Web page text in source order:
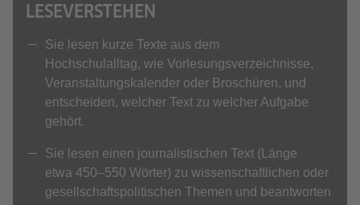
LESEVERSTEHEN
Sie lesen kurze Texte aus dem
Hochschulalltag, wie Vorlesungsverzeichnisse,
Veranstaltungskalender oder Broschüren, und
entscheiden, welcher Text zu welcher Aufgabe
gehört.
Sie lesen einen journalistischen Text (Länge
etwa 450–550 Wörter) zu wissenschaftlichen oder
gesellschaftspolitischen Themen und beantworten